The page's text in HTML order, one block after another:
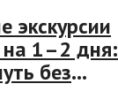
экскурсии
1–2 дня:
без